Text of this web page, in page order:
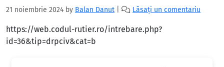
21 noiembrie 2024 by Balan Danut Lăsați un comentariu
https://web.codul-rutier.ro/intrebare.php?
id=36&tip=drpciv&cat=b